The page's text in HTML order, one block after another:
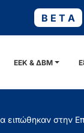
B E T A
ΕΕΚ & ΔΒΜ
ειπώθηκαν στην